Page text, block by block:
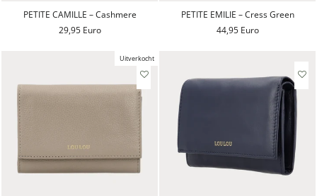
PETITE CAMILLE – Cashmere
29,95 Euro
PETITE EMILIE – Cress Green
44,95 Euro
Uitverkocht